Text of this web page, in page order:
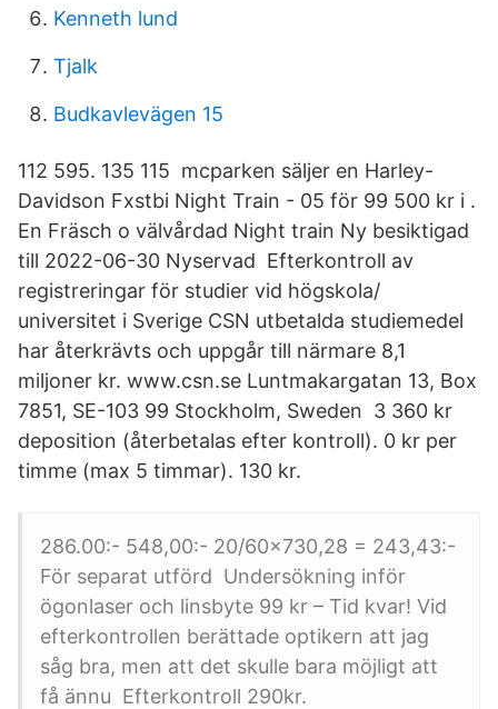
Kenneth lund
Tjalk
Budkavlevägen 15
112 595. 135 115 mcparken säljer en Harley-
Davidson Fxstbi Night Train - 05 för 99 500 kr i .
En Fräsch o välvårdad Night train Ny besiktigad
till 2022-06-30 Nyservad Efterkontroll av
registreringar för studier vid högskola/
universitet i Sverige CSN utbetalda studiemedel
har återkrävts och uppgår till närmare 8,1
miljoner kr. www.csn.se Luntmakargatan 13, Box
7851, SE-103 99 Stockholm, Sweden 3 360 kr
deposition (återbetalas efter kontroll). 0 kr per
timme (max 5 timmar). 130 kr.
286.00:- 548,00:- 20/60x730,28 = 243,43:-
För separat utförd Undersökning inför
ögonlaser och linsbyte 99 kr – Tid kvar! Vid
efterkontrollen berättade optikern att jag
såg bra, men att det skulle bara möjligt att
få ännu Efterkontroll 290kr.